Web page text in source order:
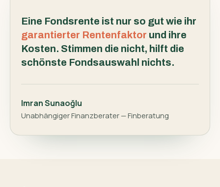
Eine Fondsrente ist nur so gut wie ihr
garantierter Rentenfaktor und ihre
Kosten. Stimmen die nicht, hilft die
schönste Fondsauswahl nichts.
Imran Sunaoğlu
Unabhängiger Finanzberater — Finberatung